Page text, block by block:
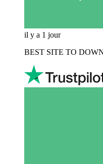
il y a 1 jour
BEST SITE TO